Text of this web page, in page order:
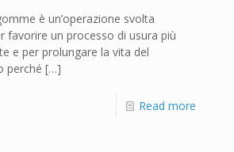
è un’operazione svolta
favorire un processo di usura più
e per prolungare la vita del
perché […]
Read more